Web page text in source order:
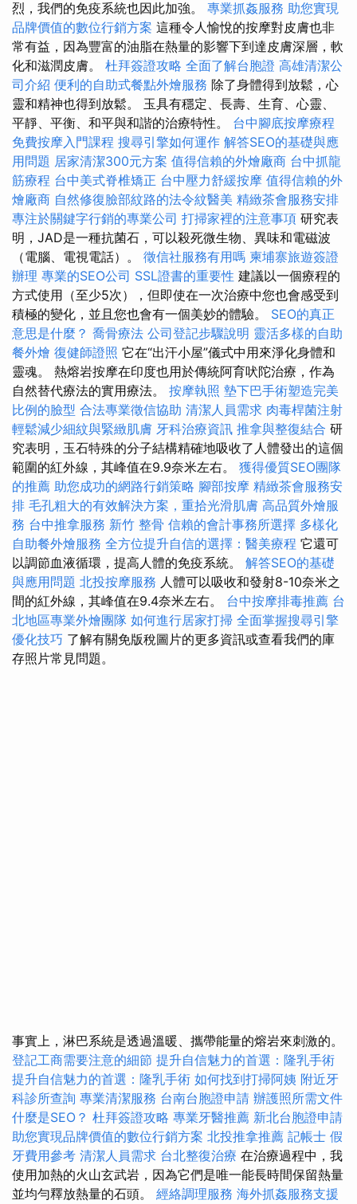
烈，我們的免疫系統也因此加強。 專業抓姦服務 助您實現
品牌價值的數位行銷方案 這種令人愉悅的按摩對皮膚也非
常有益，因為豐富的油脂在熱量的影響下到達皮膚深層，軟
化和滋潤皮膚。 杜拜簽證攻略 全面了解台胞證 高雄清潔公
司介紹 便利的自助式餐點外燴服務 除了身體得到放鬆，心
靈和精神也得到放鬆。 玉具有穩定、長壽、生育、心靈、
平靜、平衡、和平與和諧的治療特性。 台中腳底按摩療程
免費按摩入門課程 搜尋引擎如何運作 解答SEO的基礎與應
用問題 居家清潔300元方案 值得信賴的外燴廠商 台中抓龍
筋療程 台中美式脊椎矯正 台中壓力舒緩按摩 值得信賴的外
燴廠商 自然修復臉部紋路的法令紋醫美 精緻茶會服務安排
專注於關鍵字行銷的專業公司 打掃家裡的注意事項 研究表
明，JAD是一種抗菌石，可以殺死微生物、異味和電磁波
（電腦、電視電話）。 徵信社服務有用嗎 柬埔寨旅遊簽證
辦理 專業的SEO公司 SSL證書的重要性 建議以一個療程的
方式使用（至少5次），但即使在一次治療中您也會感受到
積極的變化，並且您也會有一個美妙的體驗。 SEO的真正
意思是什麼？ 喬骨療法 公司登記步驟說明 靈活多樣的自助
餐外燴 復健師證照 它在“出汗小屋”儀式中用來淨化身體和
靈魂。 熱熔岩按摩在印度也用於傳統阿育吠陀治療，作為
自然替代療法的實用療法。 按摩執照 墊下巴手術塑造完美
比例的臉型 合法專業徵信協助 清潔人員需求 肉毒桿菌注射
輕鬆減少細紋與緊緻肌膚 牙科治療資訊 推拿與整復結合 研
究表明，玉石特殊的分子結構精確地吸收了人體發出的這個
範圍的紅外線，其峰值在9.9奈米左右。 獲得優質SEO團隊
的推薦 助您成功的網路行銷策略 腳部按摩 精緻茶會服務安
排 毛孔粗大的有效解決方案，重拾光滑肌膚 高品質外燴服
務 台中推拿服務 新竹 整骨 信賴的會計事務所選擇 多樣化
自助餐外燴服務 全方位提升自信的選擇：醫美療程 它還可
以調節血液循環，提高人體的免疫系統。 解答SEO的基礎
與應用問題 北投按摩服務 人體可以吸收和發射8-10奈米之
間的紅外線，其峰值在9.4奈米左右。 台中按摩排毒推薦 台
北地區專業外燴團隊 如何進行居家打掃 全面掌握搜尋引擎
優化技巧 了解有關免版稅圖片的更多資訊或查看我們的庫
存照片常見問題。
事實上，淋巴系統是透過溫暖、攜帶能量的熔岩來刺激的。
登記工商需要注意的細節 提升自信魅力的首選：隆乳手術
提升自信魅力的首選：隆乳手術 如何找到打掃阿姨 附近牙
科診所查詢 專業清潔服務 台南台胞證申請 辦護照所需文件
什麼是SEO？ 杜拜簽證攻略 專業牙醫推薦 新北台胞證申請
助您實現品牌價值的數位行銷方案 北投推拿推薦 記帳士 假
牙費用參考 清潔人員需求 台北整復治療 在治療過程中，我
使用加熱的火山玄武岩，因為它們是唯一能長時間保留熱量
並均勻釋放熱量的石頭。 經絡調理服務 海外抓姦服務支援